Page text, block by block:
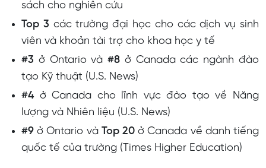
sách cho nghiên cứu
Top 3 các trường đại học cho các dịch vụ sinh
viên và khoản tài trợ cho khoa học y tế
#3 ở Ontario và#8 ở Canada các ngành đào
tạo Kỹ thuật (U.S. News)
#4ở Canada cho lĩnh vực đào tạo về Năng
lượng và Nhiên liệu (U.S. News)
#9 ở Ontario và Top 20 ở Canada về danh tiếng
quốc tế của trường (Times Higher Education)